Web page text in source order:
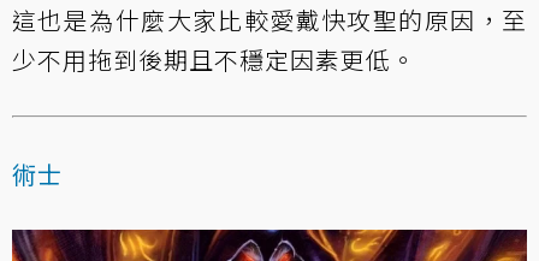
這也是為什麼大家比較愛戴快攻聖的原因，至
少不用拖到後期且不穩定因素更低。
術士